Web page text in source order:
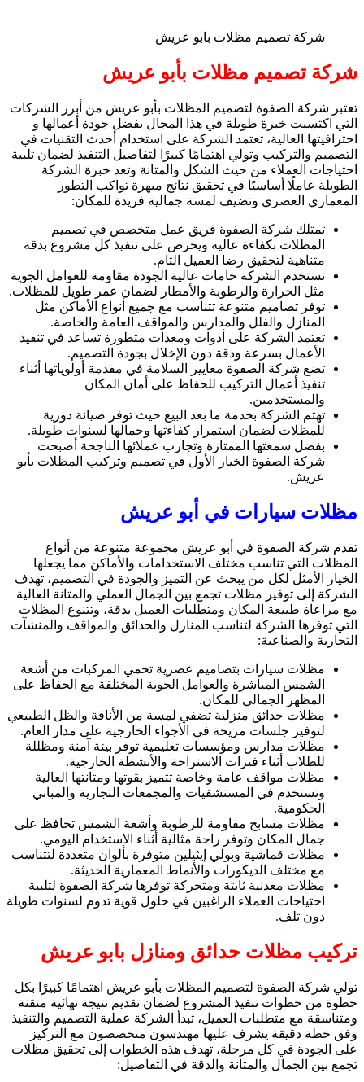
شركة تصميم مظلات بابو عريش
شركة تصميم مظلات بأبو عريش
تعتبر شركة الصفوة لتصميم المظلات بأبو عريش من أبرز الشركات
التي اكتسبت خبرة طويلة في هذا المجال بفضل جودة أعمالها و
احترافيتها العالية، تعتمد الشركة على استخدام أحدث التقنيات في
التصميم والتركيب وتولي اهتمامًا كبيرًا لتفاصيل التنفيذ لضمان تلبية
احتياجات العملاء من حيث الشكل والمتانة وتعد خبرة الشركة
الطويلة عاملًا أساسيًا في تحقيق نتائج مبهرة تواكب التطور
المعماري العصري وتضيف لمسة جمالية فريدة للمكان:
تمتلك شركة الصفوة فريق عمل متخصص في تصميم
المظلات بكفاءة عالية ويحرص على تنفيذ كل مشروع بدقة
متناهية لتحقيق رضا العميل التام.
تستخدم الشركة خامات عالية الجودة مقاومة للعوامل الجوية
مثل الحرارة والرطوبة والأمطار لضمان عمر طويل للمظلات.
توفر تصاميم متنوعة تتناسب مع جميع أنواع الأماكن مثل
المنازل والفلل والمدارس والمواقف العامة والخاصة.
تعتمد الشركة على أدوات ومعدات متطورة تساعد في تنفيذ
الأعمال بسرعة ودقة دون الإخلال بجودة التصميم.
تضع شركة الصفوة معايير السلامة في مقدمة أولوياتها أثناء
تنفيذ أعمال التركيب للحفاظ على أمان المكان
والمستخدمين.
تهتم الشركة بخدمة ما بعد البيع حيث توفر صيانة دورية
للمظلات لضمان استمرار كفاءتها وجمالها لسنوات طويلة.
بفضل سمعتها الممتازة وتجارب عملائها الناجحة أصبحت
شركة الصفوة الخيار الأول في تصميم وتركيب المظلات بأبو
عريش.
مظلات سيارات في أبو عريش
تقدم شركة الصفوة في أبو عريش مجموعة متنوعة من أنواع
المظلات التي تناسب مختلف الاستخدامات والأماكن مما يجعلها
الخيار الأمثل لكل من يبحث عن التميز والجودة في التصميم، تهدف
الشركة إلى توفير مظلات تجمع بين الجمال العملي والمتانة العالية
مع مراعاة طبيعة المكان ومتطلبات العميل بدقة، وتتنوع المظلات
التي توفرها الشركة لتناسب المنازل والحدائق والمواقف والمنشآت
التجارية والصناعية:
مظلات سيارات بتصاميم عصرية تحمي المركبات من أشعة
الشمس المباشرة والعوامل الجوية المختلفة مع الحفاظ على
المظهر الجمالي للمكان.
مظلات حدائق منزلية تضفي لمسة من الأناقة والظل الطبيعي
لتوفير جلسات مريحة في الأجواء الخارجية على مدار العام.
مظلات مدارس ومؤسسات تعليمية توفر بيئة آمنة ومظللة
للطلاب أثناء فترات الاستراحة والأنشطة الخارجية.
مظلات مواقف عامة وخاصة تتميز بقوتها ومتانتها العالية
وتستخدم في المستشفيات والمجمعات التجارية والمباني
الحكومية.
مظلات مسابح مقاومة للرطوبة وأشعة الشمس تحافظ على
جمال المكان وتوفر راحة مثالية أثناء الاستخدام اليومي.
مظلات قماشية وبولي إيثيلين متوفرة بألوان متعددة لتتناسب
مع مختلف الديكورات والأنماط المعمارية الحديثة.
مظلات معدنية ثابتة ومتحركة توفرها شركة الصفوة لتلبية
احتياجات العملاء الراغبين في حلول قوية تدوم لسنوات طويلة
دون تلف.
تركيب مظلات حدائق ومنازل بابو عريش
تولي شركة الصفوة لتصميم المظلات بأبو عريش اهتمامًا كبيرًا بكل
خطوة من خطوات تنفيذ المشروع لضمان تقديم نتيجة نهائية متقنة
ومتناسقة مع متطلبات العميل، تبدأ الشركة عملية التصميم والتنفيذ
وفق خطة دقيقة يشرف عليها مهندسون متخصصون مع التركيز
على الجودة في كل مرحلة، تهدف هذه الخطوات إلى تحقيق مظلات
تجمع بين الجمال والمتانة والدقة في التفاصيل: